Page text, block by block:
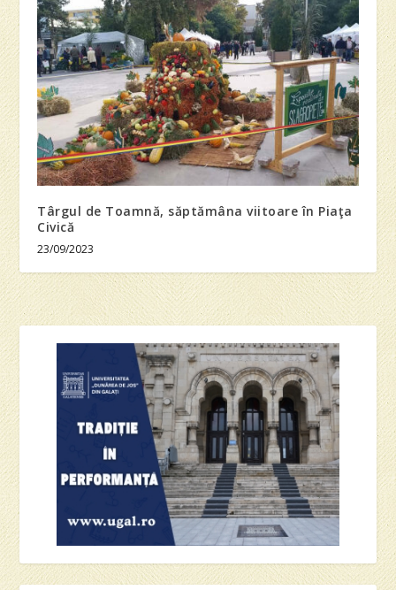
Târgul de Toamnă, săptămâna viitoare în Piaţa
Civică
23/09/2023